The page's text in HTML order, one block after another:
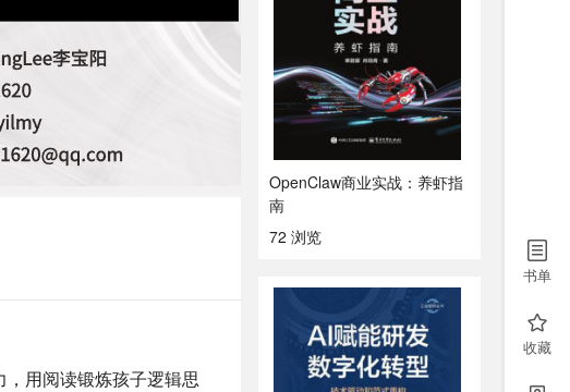
用阅读锻炼孩子逻辑思
OpenClaw商业实战：养虾指
南
72 浏览
书单
收藏